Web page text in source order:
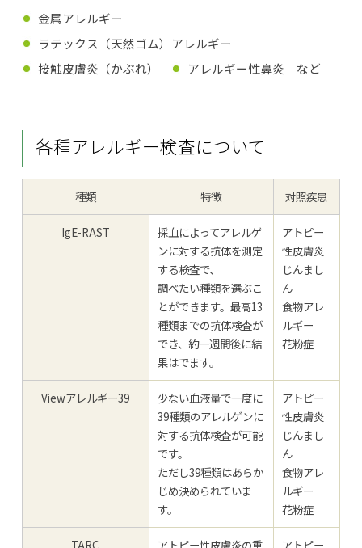
金属アレルギー
ラテックス（天然ゴム）アレルギー
接触皮膚炎（かぶれ）
アレルギー性鼻炎 など
各種アレルギー検査について
種類 特徴 対照疾患
IgE-RAST
採血によってアレルゲ
ンに対する抗体を測定
する検査で、
調べたい種類を選ぶこ
とができます。最高13
種類までの抗体検査が
でき、約一週間後に結
果はでます。
アトピー
性皮膚炎
じんまし
ん
食物アレ
ルギー
花粉症
Viewアレルギー39
少ない血液量で一度に
39種類のアレルゲンに
対する抗体検査が可能
です。
ただし39種類はあらか
じめ決められていま
す。
アトピー
性皮膚炎
じんまし
ん
食物アレ
ルギー
花粉症